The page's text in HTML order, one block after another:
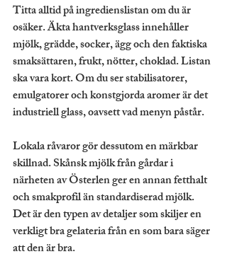
Titta alltid på ingredienslistan om du är
osäker. Äkta hantverksglass innehåller
mjölk, grädde, socker, ägg och den faktiska
smaksättaren, frukt, nötter, choklad. Listan
ska vara kort. Om du ser stabilisatorer,
emulgatorer och konstgjorda aromer är det
industriell glass, oavsett vad menyn påstår.
Lokala råvaror gör dessutom en märkbar
skillnad. Skånsk mjölk från gårdar i
närheten av Österlen ger en annan fetthalt
och smakprofil än standardiserad mjölk.
Det är den typen av detaljer som skiljer en
verkligt bra gelateria från en som bara säger
att den är bra.